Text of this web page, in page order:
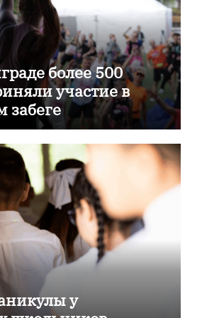
более 500
участие в
забеге
у